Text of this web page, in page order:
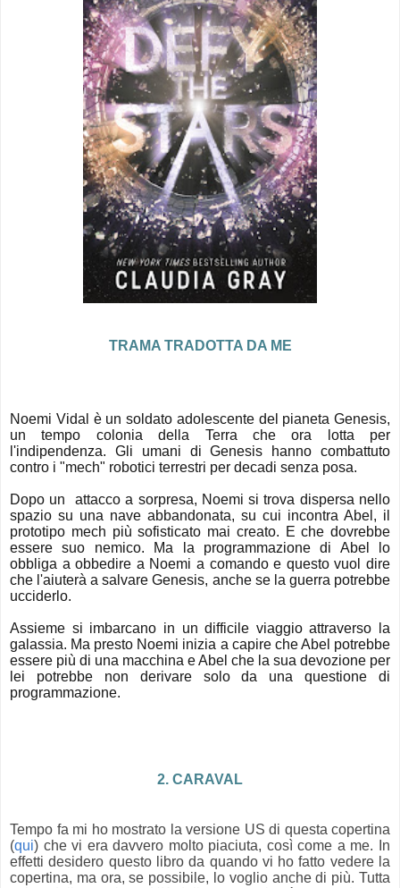
TRAMA TRADOTTA DA ME
Noemi Vidal è un soldato adolescente del pianeta Genesis,
un tempo colonia della Terra che ora lotta per
l'indipendenza. Gli umani di Genesis hanno combattuto
contro i "mech" robotici terrestri per decadi senza posa.
Dopo un attacco a sorpresa, Noemi si trova dispersa nello
spazio su una nave abbandonata, su cui incontra Abel, il
prototipo mech più sofisticato mai creato. E che dovrebbe
essere suo nemico. Ma la programmazione di Abel lo
obbliga a obbedire a Noemi a comando e questo vuol dire
che l'aiuterà a salvare Genesis, anche se la guerra potrebbe
ucciderlo.
Assieme si imbarcano in un difficile viaggio attraverso la
galassia. Ma presto Noemi inizia a capire che Abel potrebbe
essere più di una macchina e Abel che la sua devozione per
lei potrebbe non derivare solo da una questione di
programmazione.
2. CARAVAL
Tempo fa mi ho mostrato la versione US di questa copertina
(qui) che vi era davvero molto piaciuta, così come a me. In
effetti desidero questo libro da quando vi ho fatto vedere la
copertina, ma ora, se possibile, lo voglio anche di più. Tutta